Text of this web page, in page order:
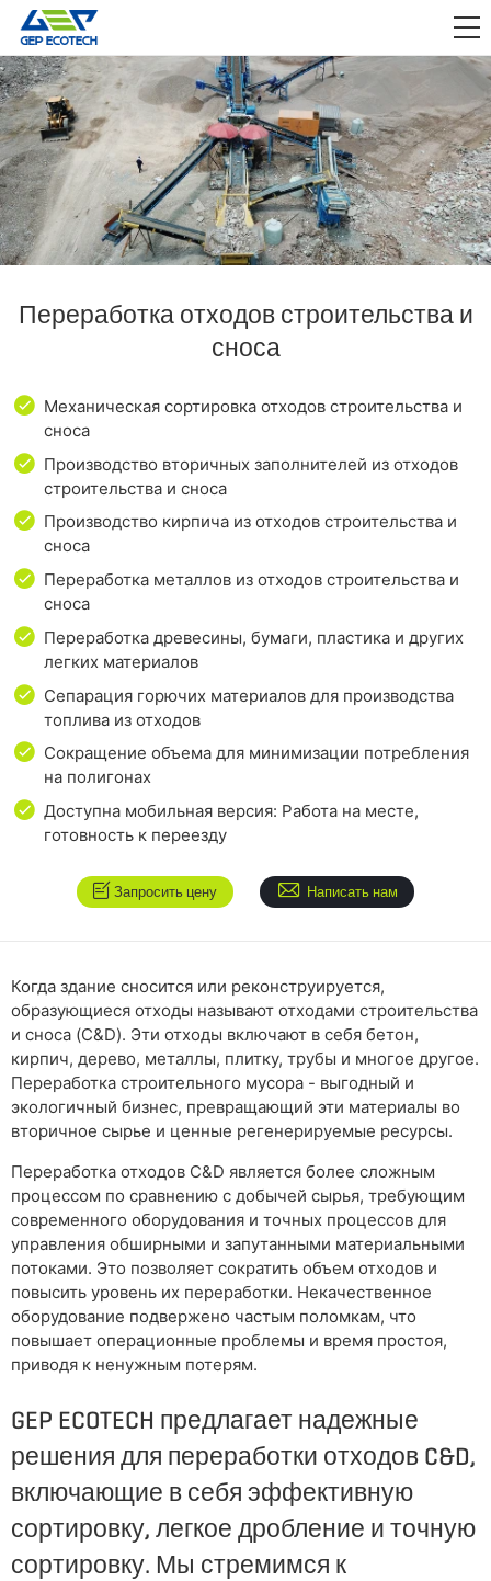
ПРИЛОЖЕНИЕ
ВЫПУСКАТЬ
О НАС
СВЯЗАТЬСЯ С НАМИ

Переработка отходов строительства и
сноса
Механическая сортировка отходов строительства и
сноса
Производство вторичных заполнителей из отходов
строительства и сноса
Производство кирпича из отходов строительства и
сноса
Переработка металлов из отходов строительства и
сноса
Переработка древесины, бумаги, пластика и других
легких материалов
Сепарация горючих материалов для производства
топлива из отходов
Сокращение объема для минимизации потребления
на полигонах
Доступна мобильная версия: Работа на месте,
готовность к переезду
Запросить цену Написать нам
Когда здание сносится или реконструируется,
образующиеся отходы называют отходами строительства
и сноса (C&D). Эти отходы включают в себя бетон,
кирпич, дерево, металлы, плитку, трубы и многое другое.
Переработка строительного мусора - выгодный и
экологичный бизнес, превращающий эти материалы во
вторичное сырье и ценные регенерируемые ресурсы.
Переработка отходов C&D является более сложным
процессом по сравнению с добычей сырья, требующим
современного оборудования и точных процессов для
управления обширными и запутанными материальными
потоками. Это позволяет сократить объем отходов и
повысить уровень их переработки. Некачественное
оборудование подвержено частым поломкам, что
повышает операционные проблемы и время простоя,
приводя к ненужным потерям.
GEP ECOTECH предлагает надежные
решения для переработки отходов C&D,
включающие в себя эффективную
сортировку, легкое дробление и точную
сортировку. Мы стремимся к